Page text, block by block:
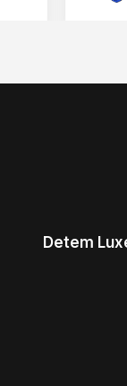
Detem